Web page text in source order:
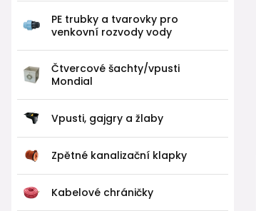
PE trubky a tvarovky pro
venkovní rozvody vody
Čtvercové šachty/vpusti
Mondial
Vpusti, gajgry a žlaby
Zpětné kanalizační klapky
Kabelové chráničky